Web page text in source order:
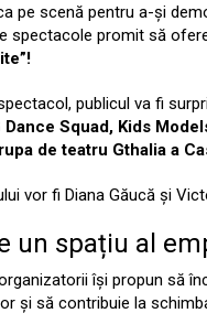
pe scenă pentru a-și
spectacole promit să
publicul va fi
Dance Squad, Kids
de teatru Gthalia a
vor fi Diana Găucă și
un spațiu al
își propun să
și să contribuie la